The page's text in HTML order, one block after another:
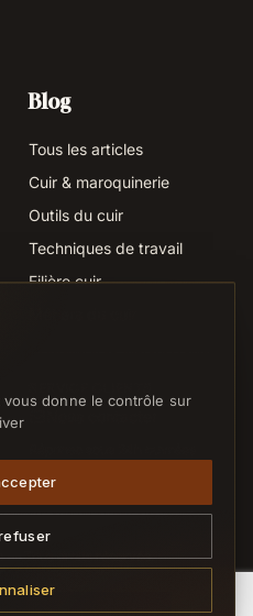
Blog
Tous les articles
Cuir & maroquinerie
Outils du cuir
Techniques de travail
Filière cuir
— Tous droits réservés.
donne le contrôle sur